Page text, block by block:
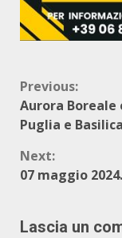
Continue
Reading
Previous:
Aurora Boreale
Puglia e
Next:
07 maggio
Lascia un